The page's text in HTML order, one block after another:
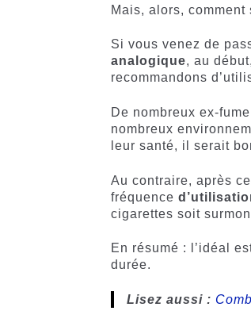
Mais, alors, comment
Si vous venez de
analogique, au
recommandons
De nombreux ex-
nombreux
leur santé, il serait
Au contraire, après
fréquence
cigarettes soit
En résumé : l’idéal
durée.
Lisez aussi :